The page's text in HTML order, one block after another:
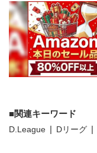
関連キーワード
D.League Dリーグ